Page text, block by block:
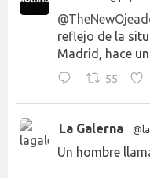
reflejo de la
Madrid, hace
55
La Galerna
Un hombre